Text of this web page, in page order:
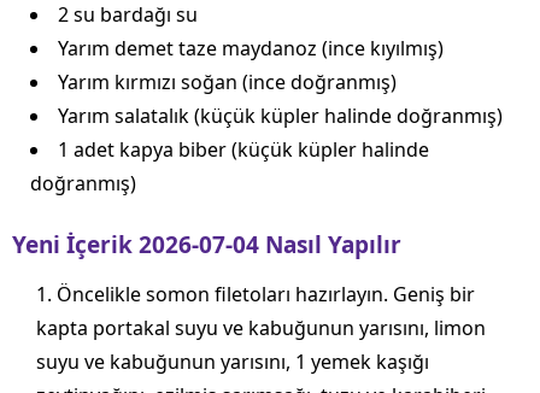
2 su bardağı su
Yarım demet taze maydanoz (ince kıyılmış)
Yarım kırmızı soğan (ince doğranmış)
Yarım salatalık (küçük küpler halinde doğranmış)
1 adet kapya biber (küçük küpler halinde
doğranmış)
Yeni İçerik 2026-07-04 Nasıl Yapılır
Öncelikle somon filetoları hazırlayın. Geniş bir
kapta portakal suyu ve kabuğunun yarısını, limon
suyu ve kabuğunun yarısını, 1 yemek kaşığı